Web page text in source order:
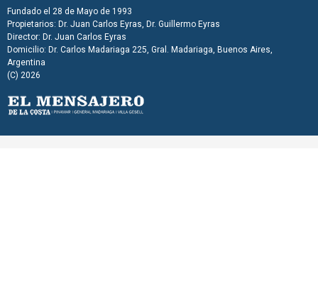
Fundado el 28 de Mayo de 1993
Propietarios: Dr. Juan Carlos Eyras, Dr. Guillermo Eyras
Director: Dr. Juan Carlos Eyras
Domicilio: Dr. Carlos Madariaga 225, Gral. Madariaga, Buenos Aires,
Argentina
(C) 2026